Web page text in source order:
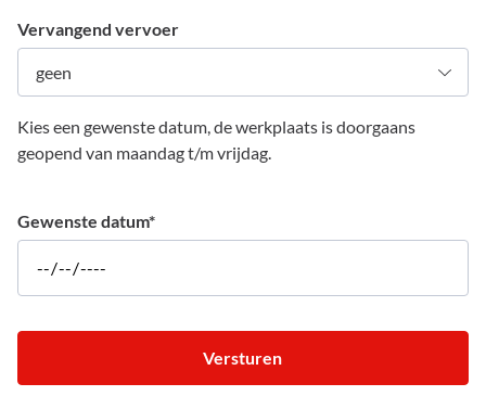
Vervangend vervoer
Kies een gewenste datum, de werkplaats is doorgaans
geopend van maandag t/m vrijdag.
Gewenste datum*
Versturen